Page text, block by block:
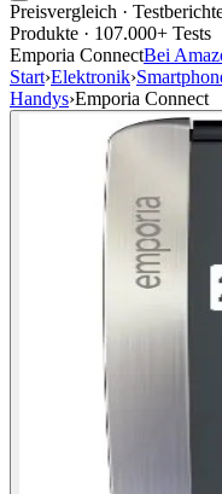
Preisvergleich ·
Produkte · 107.000+ Tests
Emporia ConnectBei
Start›Elektronik›
Handys›Emporia Connect